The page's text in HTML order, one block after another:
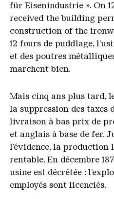
für Eisenindustrie ». On
received the building
construction of the
12 fours de puddlage,
et des poutres
marchent bien.
Mais cinq ans plus tard,
la suppression des taxes
livraison à bas prix de
et anglais à base de fer.
l’évidence, la production
rentable. En décembre
usine est décrétée :
employés sont licenciés.